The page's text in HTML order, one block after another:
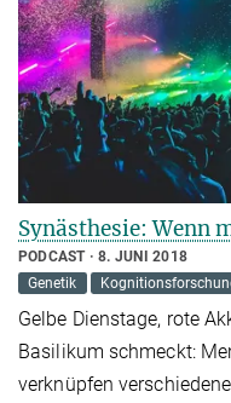
Synästhesie: Wenn
PODCAST
8. JUNI 2018
Genetik
Gelbe Dienstage, rote
Basilikum schmeckt:
verknüpfen